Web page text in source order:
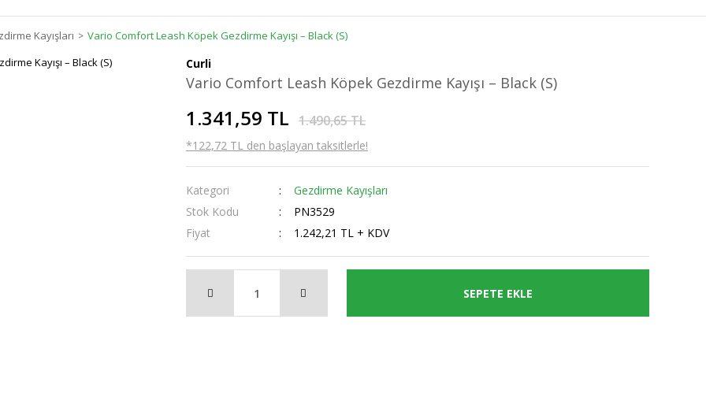
Kayışları Vario Comfort Leash Köpek Gezdirme Kayışı – Black (S)
Curli
Vario Comfort Leash Köpek Gezdirme Kayışı – Black (S)
1.341,59 TL 1.490,65 TL
*122,72 TL den başlayan taksitlerle!
Kategori
Gezdirme Kayışları
Stok Kodu
PN3529
Fiyat
1.242,21 TL + KDV
SEPETE EKLE